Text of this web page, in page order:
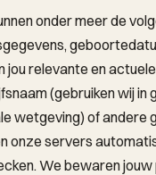
onder meer de
jou relevante en
(gebruiken wij in
wetgeving) of andere
onze servers
We bewaren